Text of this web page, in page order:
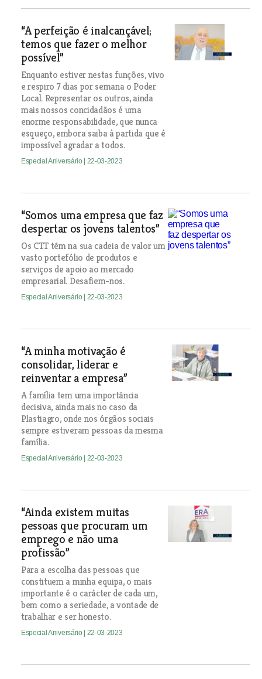
“A perfeição é inalcançável;
temos que fazer o melhor
possível”
Enquanto estiver nestas funções, vivo
e respiro 7 dias por semana o Poder
Local. Representar os outros, ainda
mais nossos concidadãos é uma
enorme responsabilidade, que nunca
esqueço, embora saiba à partida que é
impossível agradar a todos.
Especial Aniversário | 22-03-2023
“Somos uma empresa que faz
despertar os jovens talentos”
Os CTT têm na sua cadeia de valor um
vasto portefólio de produtos e
serviços de apoio ao mercado
empresarial. Desafiem-nos.
Especial Aniversário | 22-03-2023
“A minha motivação é
consolidar, liderar e
reinventar a empresa”
A família tem uma importância
decisiva, ainda mais no caso da
Plastiagro, onde nos órgãos sociais
sempre estiveram pessoas da mesma
família.
Especial Aniversário | 22-03-2023
“Ainda existem muitas
pessoas que procuram um
emprego e não uma
profissão”
Para a escolha das pessoas que
constituem a minha equipa, o mais
importante é o carácter de cada um,
bem como a seriedade, a vontade de
trabalhar e ser honesto.
Especial Aniversário | 22-03-2023